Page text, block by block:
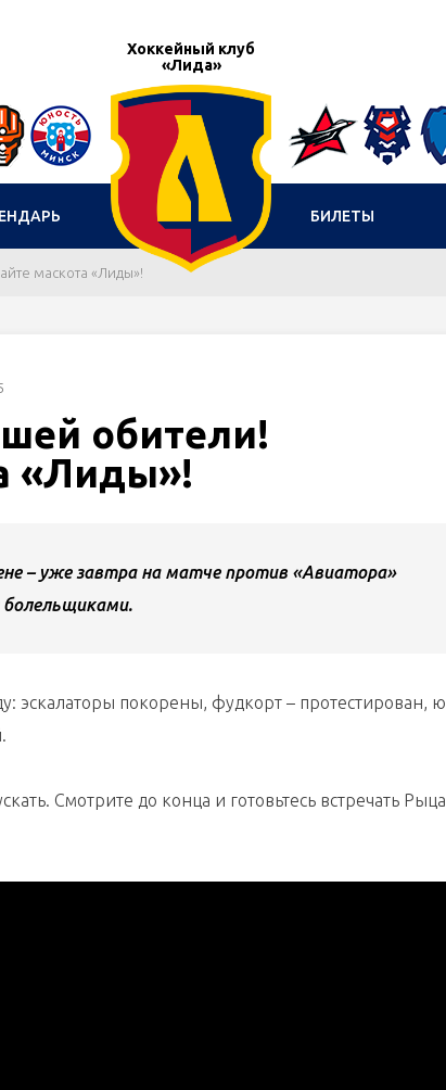
Хоккейный клуб
«Лида»
БИЛЕТЫ
маскота «Лиды»!
обители!
«Лиды»!
– уже завтра на матче против «Авиатора»
болельщиками.
эскалаторы покорены, фудкорт – протестирован,
Смотрите до конца и готовьтесь встречать